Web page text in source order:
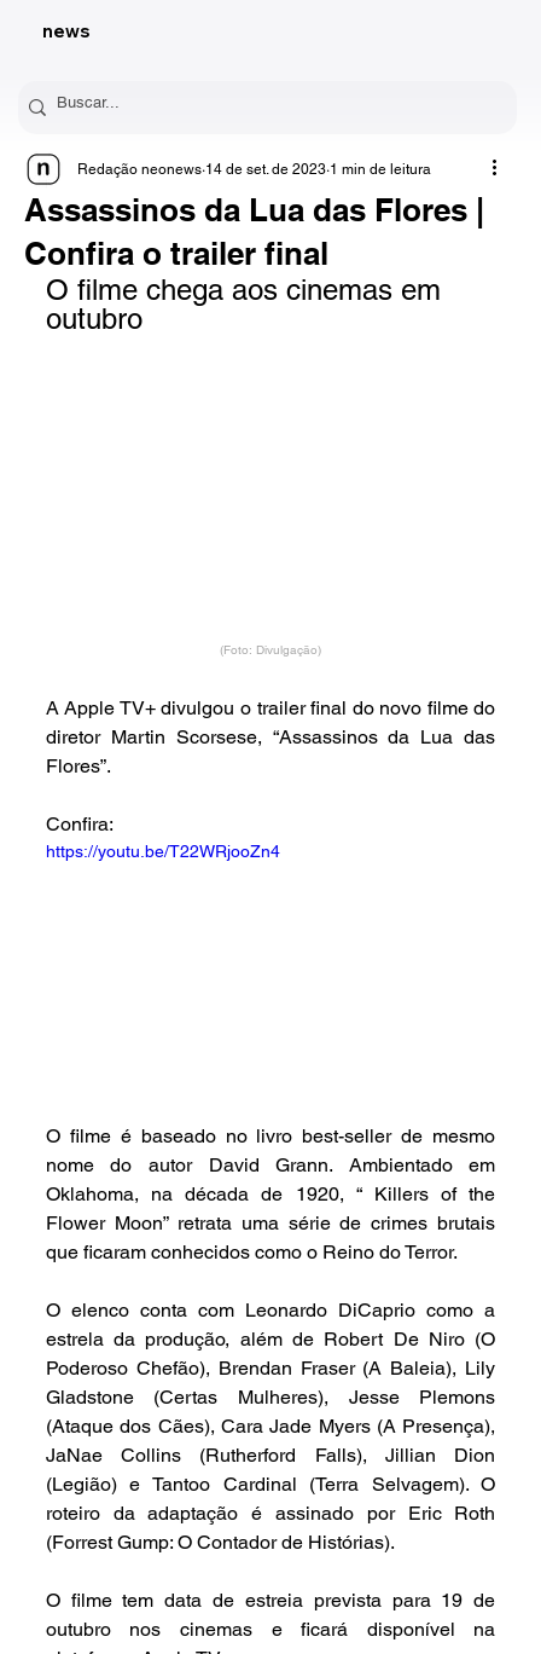
news
Assassinos da Lua das Flores |
Confira o trailer final
Redação neonews 14 de set. de 2023 1 min de leitura
O filme chega aos cinemas em
outubro
(Foto: Divulgação)
A Apple TV+ divulgou o trailer final do novo filme do
diretor Martin Scorsese, “Assassinos da Lua das
Flores”.
Confira:
https://youtu.be/T22WRjooZn4
O filme é baseado no livro best-seller de mesmo
nome do autor David Grann. Ambientado em
Oklahoma, na década de 1920, “ Killers of the
Flower Moon” retrata uma série de crimes brutais
que ficaram conhecidos como o Reino do Terror.
O elenco conta com Leonardo DiCaprio como a
estrela da produção, além de Robert De Niro (O
Poderoso Chefão), Brendan Fraser (A Baleia), Lily
Gladstone (Certas Mulheres), Jesse Plemons
(Ataque dos Cães), Cara Jade Myers (A Presença),
JaNae Collins (Rutherford Falls), Jillian Dion
(Legião) e Tantoo Cardinal (Terra Selvagem). O
roteiro da adaptação é assinado por Eric Roth
(Forrest Gump: O Contador de Histórias).
O filme tem data de estreia prevista para 19 de
outubro nos cinemas e ficará disponível na